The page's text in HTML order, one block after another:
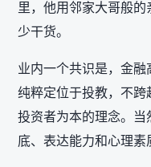
里，他用邻家大哥般
少干货。
业内一个共识是，金
纯粹定位于投教，不跨
投资者为本的理念。当
底、表达能力和心理素